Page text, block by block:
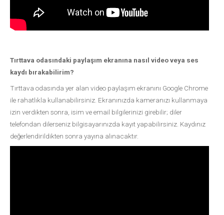
Tırttava odasındaki paylaşım ekranına nasıl video veya ses
kaydı bırakabilirim?
Tırttava odasında yer alan video paylaşım ekranını Google Chrome
ile rahatlıkla kullanabilirsiniz. Ekranınızda kameranızı kullanmaya
izin verdikten sonra, isim ve email bilgilerinizi girebilir; diler
telefondan dilerseniz bilgisayarınızda kayıt yapabilirsiniz. Kaydınız
değerlendirildikten sonra yayına alınacaktır.